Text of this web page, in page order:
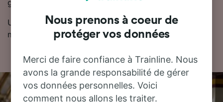
généralement de trouver des prix plus bas.
Utilisez notre planificateur de voyage pour obtenir les
meilleurs prix sur vos billets.
Nous prenons à coeur de
protéger vos données
Merci de faire confiance à Trainline. Nous
avons la grande responsabilité de gérer
vos données personnelles. Voici
comment nous allons les traiter.